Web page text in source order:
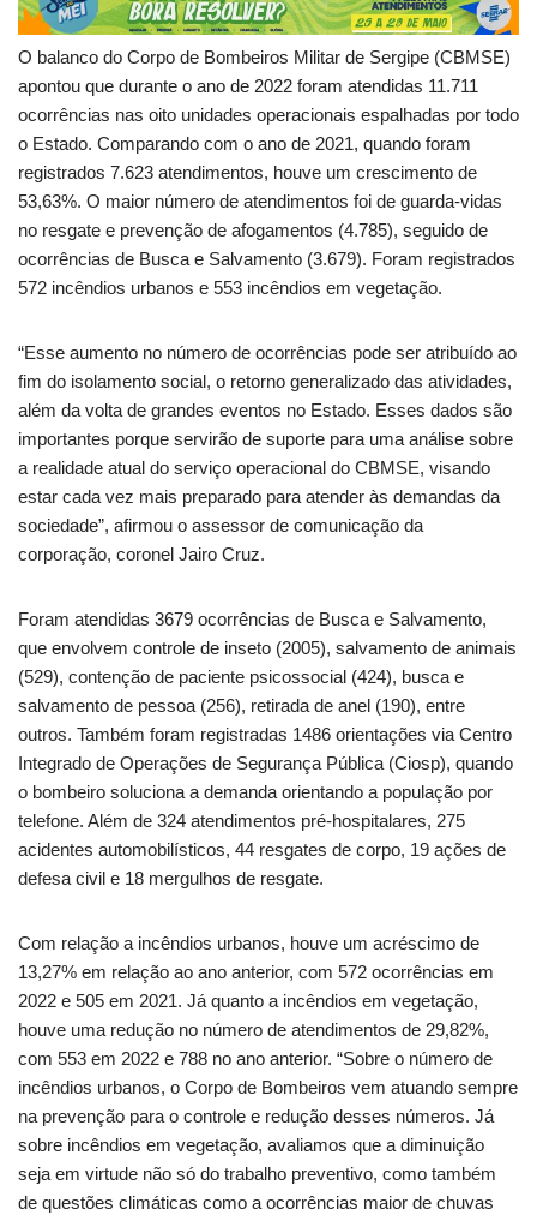
O balanco do Corpo de Bombeiros Militar de Sergipe (CBMSE)
apontou que durante o ano de 2022 foram atendidas 11.711
ocorrências nas oito unidades operacionais espalhadas por todo
o Estado. Comparando com o ano de 2021, quando foram
registrados 7.623 atendimentos, houve um crescimento de
53,63%. O maior número de atendimentos foi de guarda-vidas
no resgate e prevenção de afogamentos (4.785), seguido de
ocorrências de Busca e Salvamento (3.679). Foram registrados
572 incêndios urbanos e 553 incêndios em vegetação.
“Esse aumento no número de ocorrências pode ser atribuído ao
fim do isolamento social, o retorno generalizado das atividades,
além da volta de grandes eventos no Estado. Esses dados são
importantes porque servirão de suporte para uma análise sobre
a realidade atual do serviço operacional do CBMSE, visando
estar cada vez mais preparado para atender às demandas da
sociedade”, afirmou o assessor de comunicação da
corporação, coronel Jairo Cruz.
Foram atendidas 3679 ocorrências de Busca e Salvamento,
que envolvem controle de inseto (2005), salvamento de animais
(529), contenção de paciente psicossocial (424), busca e
salvamento de pessoa (256), retirada de anel (190), entre
outros. Também foram registradas 1486 orientações via Centro
Integrado de Operações de Segurança Pública (Ciosp), quando
o bombeiro soluciona a demanda orientando a população por
telefone. Além de 324 atendimentos pré-hospitalares, 275
acidentes automobilísticos, 44 resgates de corpo, 19 ações de
defesa civil e 18 mergulhos de resgate.
Com relação a incêndios urbanos, houve um acréscimo de
13,27% em relação ao ano anterior, com 572 ocorrências em
2022 e 505 em 2021. Já quanto a incêndios em vegetação,
houve uma redução no número de atendimentos de 29,82%,
com 553 em 2022 e 788 no ano anterior. “Sobre o número de
incêndios urbanos, o Corpo de Bombeiros vem atuando sempre
na prevenção para o controle e redução desses números. Já
sobre incêndios em vegetação, avaliamos que a diminuição
seja em virtude não só do trabalho preventivo, como também
de questões climáticas como a ocorrências maior de chuvas